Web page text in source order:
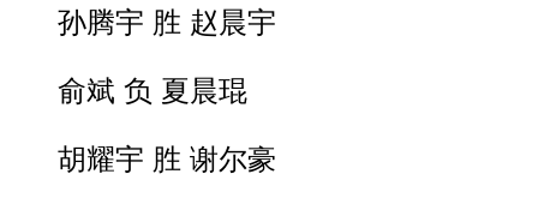
孙腾宇 胜 赵晨宇
俞斌 负 夏晨琨
胡耀宇 胜 谢尔豪